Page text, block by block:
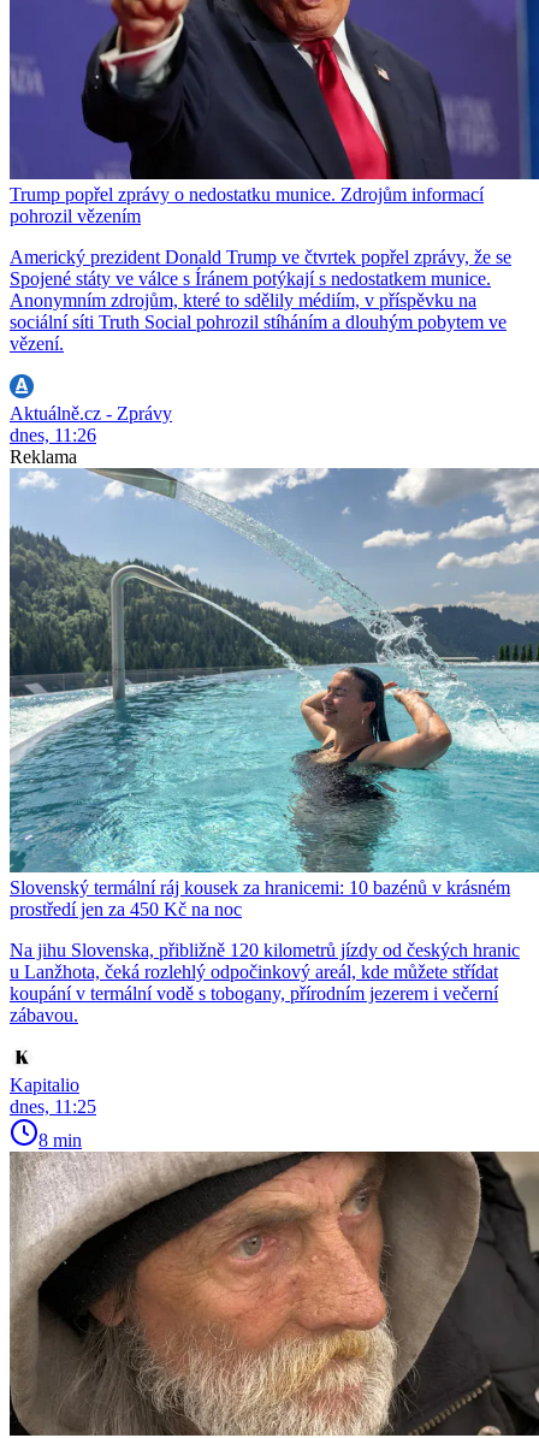
Trump popřel zprávy o nedostatku munice. Zdrojům informací
pohrozil vězením
Americký prezident Donald Trump ve čtvrtek popřel zprávy, že se
Spojené státy ve válce s Íránem potýkají s nedostatkem munice.
Anonymním zdrojům, které to sdělily médiím, v příspěvku na
sociální síti Truth Social pohrozil stíháním a dlouhým pobytem ve
vězení.
Aktuálně.cz - Zprávy
dnes, 11:26
Reklama
Slovenský termální ráj kousek za hranicemi: 10 bazénů v krásném
prostředí jen za 450 Kč na noc
Na jihu Slovenska, přibližně 120 kilometrů jízdy od českých hranic
u Lanžhota, čeká rozlehlý odpočinkový areál, kde můžete střídat
koupání v termální vodě s tobogany, přírodním jezerem i večerní
zábavou.
Kapitalio
dnes, 11:25
8 min